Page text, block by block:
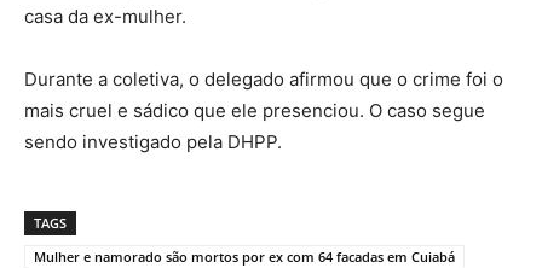
casa da ex-mulher.
Durante a coletiva, o delegado afirmou que o crime foi o
mais cruel e sádico que ele presenciou. O caso segue
sendo investigado pela DHPP.
TAGS
Mulher e namorado são mortos por ex com 64 facadas em Cuiabá